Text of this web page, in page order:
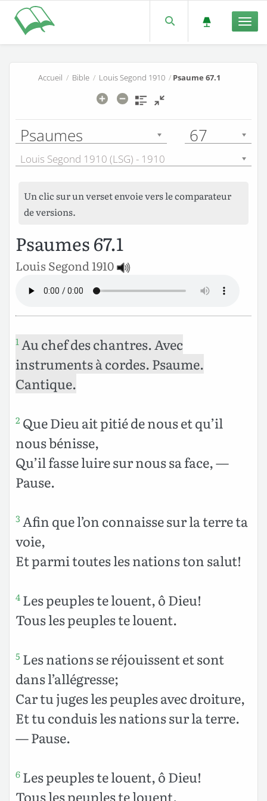
Accueil / Bible / Louis Segond 1910 / Psaume 67.1
Psaumes 67
Louis Segond 1910 (LSG) - 1910
Un clic sur un verset envoie vers le comparateur
de versions.
Psaumes 67.1
Louis Segond 1910
1Au chef des chantres. Avec
instruments à cordes. Psaume.
Cantique.
2 Que Dieu ait pitié de nous et qu’il
nous bénisse,
Qu’il fasse luire sur nous sa face, —
Pause.
3Afin que l’on connaisse sur la terre ta
voie,
Et parmi toutes les nations ton salut!
4 Les peuples te louent, ô Dieu!
Tous les peuples te louent.
5 Les nations se réjouissent et sont
dans l’allégresse;
Car tu juges les peuples avec droiture,
Et tu conduis les nations sur la terre.
— Pause.
6 Les peuples te louent, ô Dieu!
Tous les peuples te louent.